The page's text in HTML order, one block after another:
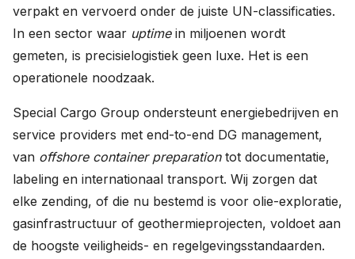
verpakt en vervoerd onder de juiste UN-classificaties.
In een sector waar uptime in miljoenen wordt
gemeten, is precisielogistiek geen luxe. Het is een
operationele noodzaak.
Special Cargo Group ondersteunt energiebedrijven en
service providers met end-to-end DG management,
van offshore container preparationtot documentatie,
labeling en internationaal transport. Wij zorgen dat
elke zending, of die nu bestemd is voor olie-exploratie,
gasinfrastructuur of geothermieprojecten, voldoet aan
de hoogste veiligheids- en regelgevingsstandaarden.